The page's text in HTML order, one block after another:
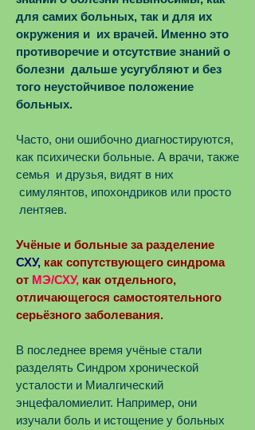
для самих больных, так и для их
окружения и их врачей. Именно это
противоречие и отсутствие знаний о
болезни дальше усугубляют и без
того неустойчивое положение
больных.
Часто, они ошибочно диагностируются,
как психически больные. А врачи, также
семья и друзья, видят в них
симулянтов, ипохондриков или просто
лентяев.
Учёные и больные за разделение
СХУ, как сопутствующего синдрома
от МЭ/СХУ, как отдельного,
отличающегося самостоятельного
серьёзного заболевания.
В последнее время учёные стали
разделять Синдром хронической
усталости и Миалгический
энцефаломиелит. Например, они
изучали боль и истощение у больных